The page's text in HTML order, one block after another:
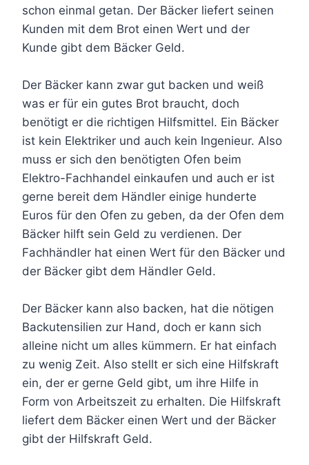
schon einmal getan. Der Bäcker liefert seinen
Kunden mit dem Brot einen Wert und der
Kunde gibt dem Bäcker Geld.
Der Bäcker kann zwar gut backen und weiß
was er für ein gutes Brot braucht, doch
benötigt er die richtigen Hilfsmittel. Ein Bäcker
ist kein Elektriker und auch kein Ingenieur. Also
muss er sich den benötigten Ofen beim
Elektro-Fachhandel einkaufen und auch er ist
gerne bereit dem Händler einige hunderte
Euros für den Ofen zu geben, da der Ofen dem
Bäcker hilft sein Geld zu verdienen. Der
Fachhändler hat einen Wert für den Bäcker und
der Bäcker gibt dem Händler Geld.
Der Bäcker kann also backen, hat die nötigen
Backutensilien zur Hand, doch er kann sich
alleine nicht um alles kümmern. Er hat einfach
zu wenig Zeit. Also stellt er sich eine Hilfskraft
ein, der er gerne Geld gibt, um ihre Hilfe in
Form von Arbeitszeit zu erhalten. Die Hilfskraft
liefert dem Bäcker einen Wert und der Bäcker
gibt der Hilfskraft Geld.